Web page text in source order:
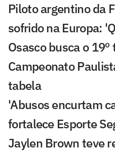
Piloto argentino da
sofrido na Europa:
Osasco busca o
Campeonato
tabela
'Abusos encurtam
fortalece Esporte
Jaylen Brown teve